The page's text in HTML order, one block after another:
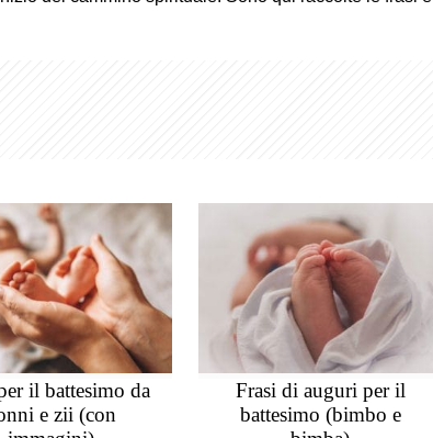
il battesimo da
e zii (con
Frasi di auguri per il
battesimo (bimbo e